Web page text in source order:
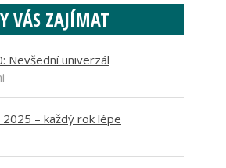
VÁS ZAJÍMAT
Nevšední univerzál
– každý rok lépe